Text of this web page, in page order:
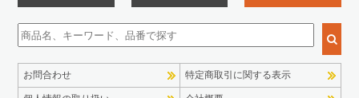
お問合わせ 特定商取引に関する表示